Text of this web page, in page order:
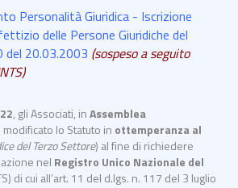
Personalità Giuridica - Iscrizione
delle Persone Giuridiche del
del 20.03.2003 (sospeso a seguito
, gli Associati, inAssemblea
lo Statuto in ottemperanza al
del Terzo Settore) al fine di richiedere
nel Registro Unico Nazionale del
di cui all’art. 11 del d.lgs. n. 117 del 3 luglio